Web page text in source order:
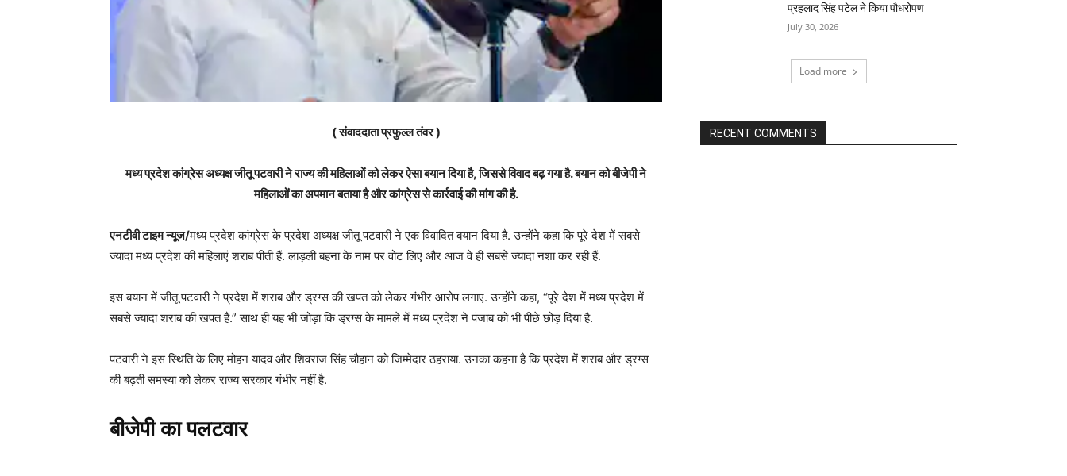
( संवाददाता प्रफुल्ल तंवर )
मध्य प्रदेश कांग्रेस अध्यक्ष जीतू पटवारी ने राज्य की महिलाओं को लेकर ऐसा बयान दिया है, जिससे विवाद बढ़ गया है. बयान को बीजेपी ने
महिलाओं का अपमान बताया है और कांग्रेस से कार्रवाई की मांग की है.
एनटीवी टाइम न्यूज/मध्य प्रदेश कांग्रेस के प्रदेश अध्यक्ष जीतू पटवारी ने एक विवादित बयान दिया है. उन्होंने कहा कि पूरे देश में सबसे
ज्यादा मध्य प्रदेश की महिलाएं शराब पीती हैं. लाड़ली बहना के नाम पर वोट लिए और आज वे ही सबसे ज्यादा नशा कर रही हैं.
इस बयान में जीतू पटवारी ने प्रदेश में शराब और ड्रग्स की खपत को लेकर गंभीर आरोप लगाए. उन्होंने कहा, “पूरे देश में मध्य प्रदेश में
सबसे ज्यादा शराब की खपत है.” साथ ही यह भी जोड़ा कि ड्रग्स के मामले में मध्य प्रदेश ने पंजाब को भी पीछे छोड़ दिया है.
पटवारी ने इस स्थिति के लिए मोहन यादव और शिवराज सिंह चौहान को जिम्मेदार ठहराया. उनका कहना है कि प्रदेश में शराब और ड्रग्स
की बढ़ती समस्या को लेकर राज्य सरकार गंभीर नहीं है.
बीजेपी का पलटवार
प्रहलाद सिंह पटेल ने किया पौधरोपण
July 30, 2026
Load more
RECENT COMMENTS